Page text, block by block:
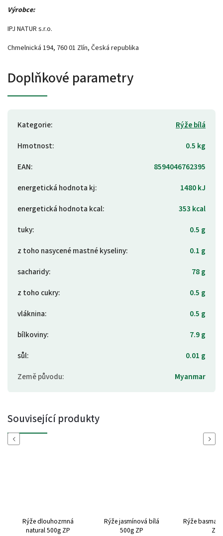
Výrobce:
IPJ NATUR s.r.o.
Chmelnická 194, 760 01 Zlín, Česká republika
Doplňkové parametry
Kategorie:
Rýže bílá
Hmotnost:
0.5 kg
EAN:
8594046762395
energetická hodnota kj:
1480 kJ
energetická hodnota kcal:
353 kcal
tuky:
0.5 g
z toho nasycené mastné kyseliny:
0.1 g
sacharidy:
78 g
z toho cukry:
0.5 g
vláknina:
0.5 g
bílkoviny:
7.9 g
sůl:
0.01 g
Země původu: Myanmar
Související produkty
Previous
Rýže dlouhozrnná
natural 500g ZP
Rýže jasmínová bílá
500g ZP
Rýže basmati
ZP
Next